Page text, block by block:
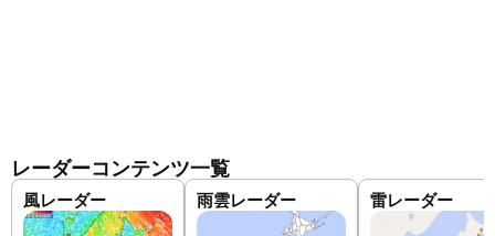
レーダーコンテンツ一覧
風レーダー 雨雲レーダー 雷レーダー